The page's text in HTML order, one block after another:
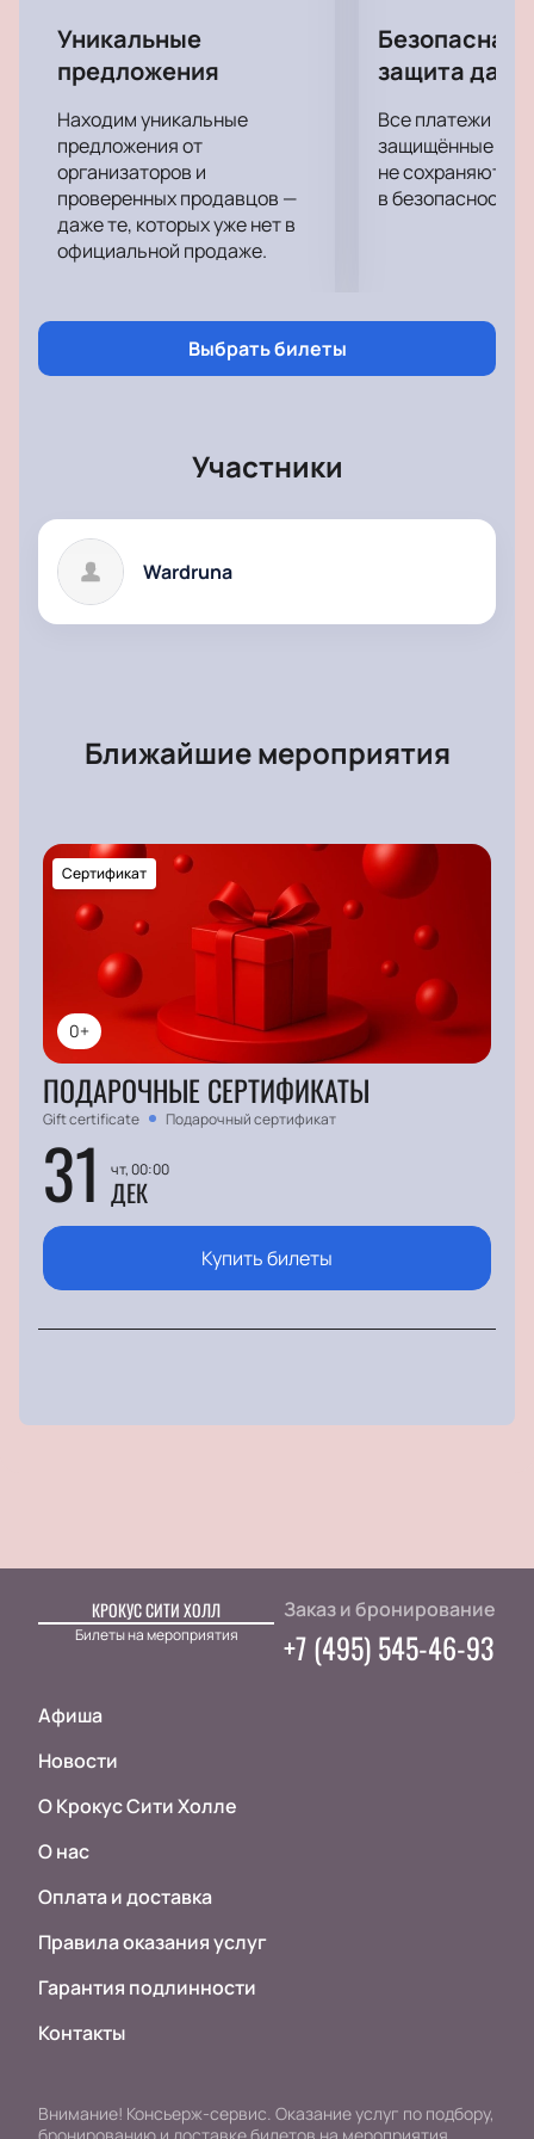
Уникальные
предложения
Находим уникальные
предложения от
организаторов и
проверенных продавцов —
даже те, которых уже нет в
официальной продаже.
Безопасная
защита
Все платежи
защищённые
не сохраняются
в безопасности.
Выбрать билеты
Участники
Wardruna
Ближайшие мероприятия
0+
Сертификат
ПОДАРОЧНЫЕ СЕРТИФИКАТЫ
Gift certificate Подарочный сертификат
31 чт, 00:00
ДЕК
Купить билеты
КРОКУС СИТИ ХОЛЛ
Билеты на мероприятия
Афиша
Новости
О Крокус Сити Холле
О нас
Оплата и доставка
Правила оказания услуг
Гарантия подлинности
Контакты
Заказ и бронирование
+7 (495) 545-46-93
Внимание! Консьерж-сервис. Оказание услуг по подбору,